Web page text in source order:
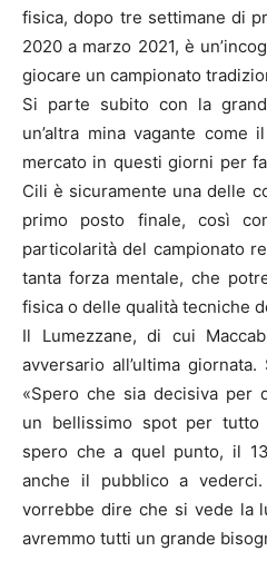
fisica, dopo tre settimane di
2020 a marzo 2021, è
giocare un campionato
Si parte subito con la
un’altra mina vagante come
mercato in questi giorni per
Cili è sicuramente una delle
primo posto finale, così
particolarità del campionato
tanta forza mentale, che
fisica o delle qualità tecniche
Il Lumezzane, di cui
avversario all’ultima
«Spero che sia decisiva per
un bellissimo spot per
spero che a quel punto, il
anche il pubblico a
vorrebbe dire che si vede la
avremmo tutti un grande